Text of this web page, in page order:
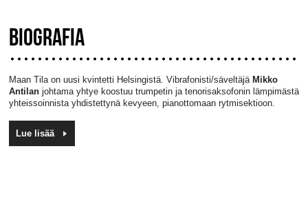
BIOGRAFIA
Maan Tila on uusi kvintetti Helsingistä. Vibrafonisti/säveltäjä Mikko
Antilanjohtama yhtye koostuu trumpetin ja tenorisaksofonin lämpimästä
yhteissoinnista yhdistettynä kevyeen, pianottomaan rytmisektioon.
Lue lisää